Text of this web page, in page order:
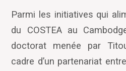
Parmi les initiatives qui
du COSTEA au
doctorat menée par
cadre d’un partenariat